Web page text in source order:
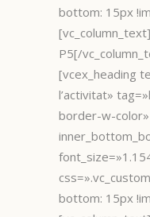
bottom: 15px
P5[/
[vcex_heading
l’activitat»
border-w-
bottom: 15px